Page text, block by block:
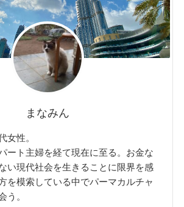
まなみん
女性。
ート主婦を経て現在に至る。お金な
い現代社会を生きることに限界を感
を模索している中でパーマカルチャ
う。